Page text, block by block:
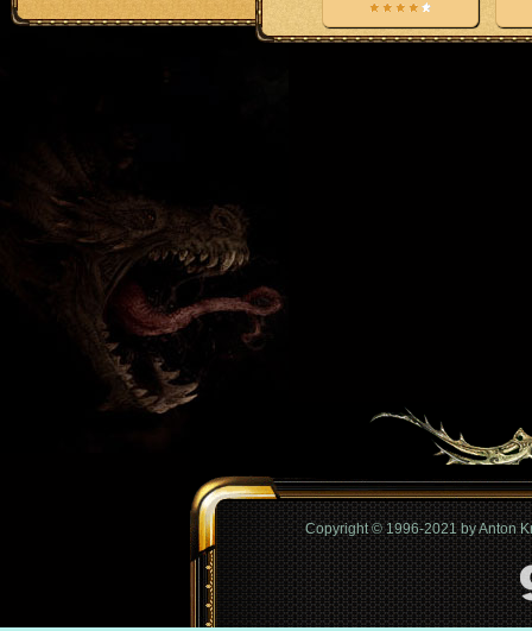
Copyright © 1996-2021 by Anton